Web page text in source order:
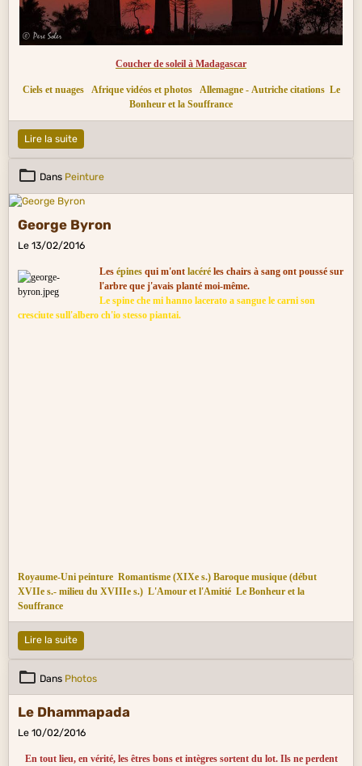
Coucher de soleil à Madagascar
Ciels et nuages Afrique vidéos et photos Allemagne - Autriche citations Le
Bonheur et la Souffrance
Lire la suite
Dans Peinture
George Byron
Le 13/02/2016
Les épinesqui m'ont lacéréles chairs à sang ont poussé sur
l'arbre que j'avais planté moi-même.
Le spine che mi hanno lacerato a sangue le carni son
cresciute sull'albero ch'io stesso piantai.
Royaume-Uni peinture Romantisme (XIXe s.) Baroque musique (début
XVIIe s.- milieu du XVIIIe s.) L'Amour et l'Amitié Le Bonheur et la
Souffrance
Lire la suite
Dans Photos
Le Dhammapada
Le 10/02/2016
En tout lieu, en vérité, les êtres bons et intègres sortent du lot. Ils ne perdent